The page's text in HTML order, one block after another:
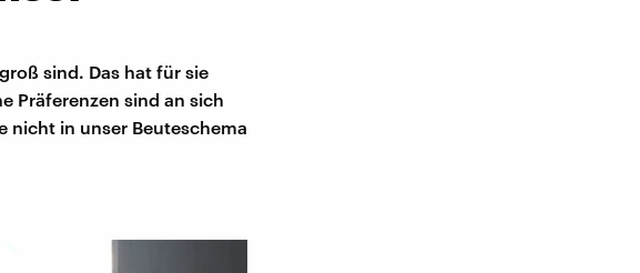
sind. Das hat für sie
Präferenzen sind an sich
nicht in unser Beuteschema